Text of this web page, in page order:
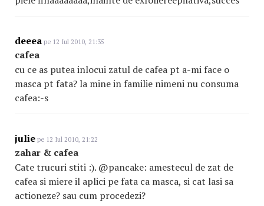
deeea pe 12 Iul 2010, 21:35
cafea
cu ce as putea inlocui zatul de cafea pt a-mi face o
masca pt fata? la mine in familie nimeni nu consuma
cafea:-s
julie pe 12 Iul 2010, 21:22
zahar & cafea
Cate trucuri stiti :). @pancake: amestecul de zat de
cafea si miere il aplici pe fata ca masca, si cat lasi sa
actioneze? sau cum procedezi?